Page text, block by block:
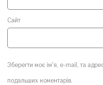
Сайт
Зберегти моє ім'я, e-mail, та
подальших коментарів.